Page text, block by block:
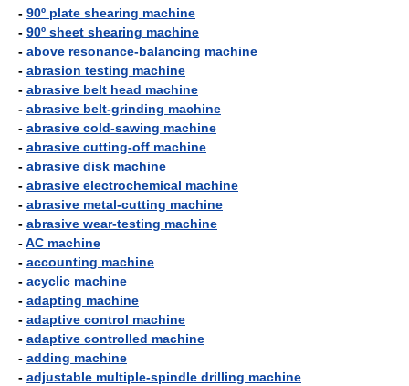
- 90º plate shearing machine
- 90º sheet shearing machine
- above resonance-balancing machine
- abrasion testing machine
- abrasive belt head machine
- abrasive belt-grinding machine
- abrasive cold-sawing machine
- abrasive cutting-off machine
- abrasive disk machine
- abrasive electrochemical machine
- abrasive metal-cutting machine
- abrasive wear-testing machine
-AC machine
- accounting machine
- acyclic machine
- adapting machine
- adaptive control machine
- adaptive controlled machine
- adding machine
- adjustable multiple-spindle drilling machine